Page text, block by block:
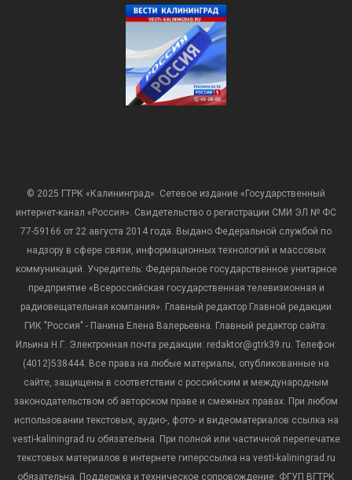
© 2025 ГТРК «Калининград». Сетевое издание «Государственный
интернет-канал «Россия». Свидетельство о регистрации СМИ ЭЛ № ФС
77-59166 от 22 августа 2014 года. Выдано Федеральной службой по
надзору в сфере связи, информационных технологий и массовых
коммуникаций. Учредитель: Федеральное государственное унитарное
предприятие «Всероссийская государственная телевизионная и
радиовещательная компания». Главный редактор Главной редакции
ГИК "Россия" - Панина Елена Валерьевна. Главный редактор сайта:
Ильина Н.Г. Электронная почта редакции: redaktor@gtrk39.ru. Телефон:
(4012)538444. Все права на любые материалы, опубликованные на
сайте, защищены в соответствии с российским и международным
законодательством об авторском праве и смежных правах. При любом
использовании текстовых, аудио-, фото- и видеоматериалов ссылка на
vesti-kaliningrad.ru обязательна. При полной или частичной перепечатке
текстовых материалов в интернете гиперссылка на vesti-kaliningrad.ru
обязательна. Поддержка и техническое сопровождение: ФГУП ВГТРК